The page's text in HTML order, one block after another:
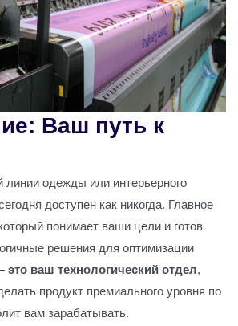
Ваш путь к
линии одежды или интерьерного
доступен как никогда. Главное
понимает ваши цели и готов
решения для оптимизации
это ваш технологический отдел,
продукт премиального уровня по
вам зарабатывать.